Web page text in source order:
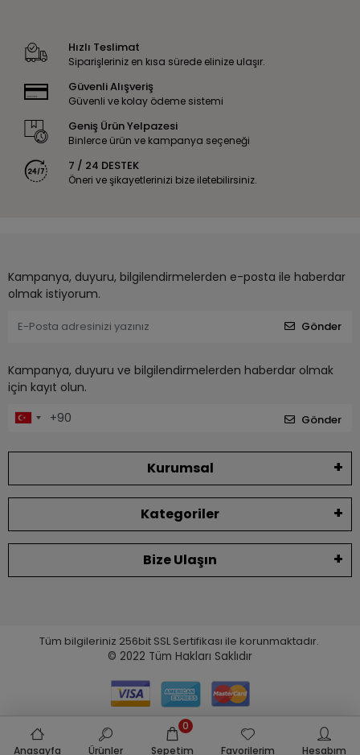
Hızlı Teslimat
Siparişleriniz en kısa sürede elinize ulaşır.
Güvenli Alışveriş
Güvenli ve kolay ödeme sistemi
Geniş Ürün Yelpazesi
Binlerce ürün ve kampanya seçeneği
7 / 24 DESTEK
Öneri ve şikayetlerinizi bize iletebilirsiniz.
Kampanya, duyuru, bilgilendirmelerden e-posta ile haberdar
olmak istiyorum.
Gönder
Kampanya, duyuru ve bilgilendirmelerden haberdar olmak
için kayıt olun.
Gönder
Kurumsal
Kategoriler
Bize Ulaşın
Tüm bilgileriniz 256bit SSL Sertifikası ile korunmaktadır.
© 2022 Tüm Hakları Saklıdır
Anasayfa Ürünler Sepetim
0
Favorilerim
Hesabım